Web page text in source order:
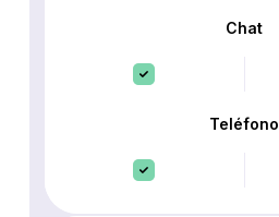
Chat
Teléfono